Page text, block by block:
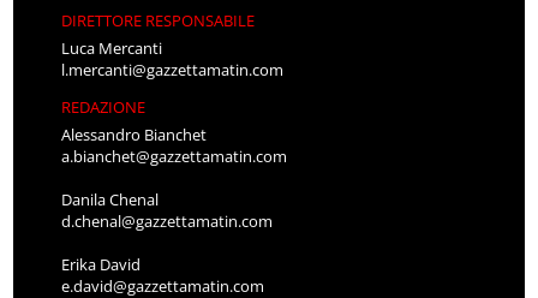
DIRETTORE RESPONSABILE
Luca Mercanti
l.mercanti@gazzettamatin.com
REDAZIONE
Alessandro Bianchet
a.bianchet@gazzettamatin.com
Danila Chenal
d.chenal@gazzettamatin.com
Erika David
e.david@gazzettamatin.com